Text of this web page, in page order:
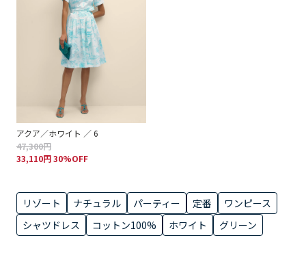
アクア／ホワイト ／ 6
47,300円
33,110円 30%OFF
リゾート ナチュラル パーティー 定番
ワンピース
シャツドレス
コットン100% ホワイト グリーン